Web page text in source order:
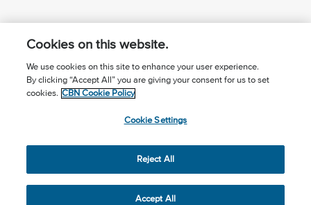
¿Conoces a Jesús?
Suscríbase al boletín
Seguir Mundo Cristiano
Terms of Use
Cookie Settings
© 2026 The Christian Broadcasting Network, Inc., A nonprofit
Cookies on this website.
We use cookies on this site to enhance your user experience.
By clicking “Accept All” you are giving your consent for us to set
cookies. CBN Cookie Policy
Cookie Settings
Reject All
Accept All